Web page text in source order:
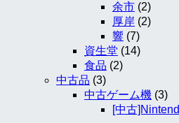
余市 (2)
厚岸 (2)
響 (7)
資生堂 (14)
食品 (2)
中古品 (3)
中古ゲーム機 (3)
[中古